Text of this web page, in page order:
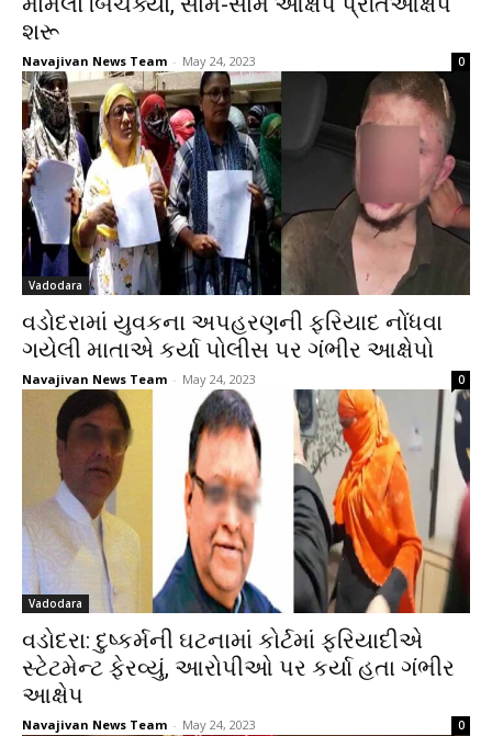
શરૂ
Navajivan News Team - May 24, 2023 0
Vadodara
વડોદરામાં યુવકના અપહરણની ફરિયાદ નોંધવા
ગયેલી માતાએ કર્યા પોલીસ પર ગંભીર આક્ષેપો
Navajivan News Team - May 24, 2023 0
Vadodara
વડોદરા: દુષ્કર્મની ઘટનામાં કોર્ટમાં ફરિયાદીએ
સ્ટેટમેન્ટ ફેરવ્યું, આરોપીઓ પર કર્યા હતા ગંભીર
આક્ષેપ
Navajivan News Team - May 24, 2023 0